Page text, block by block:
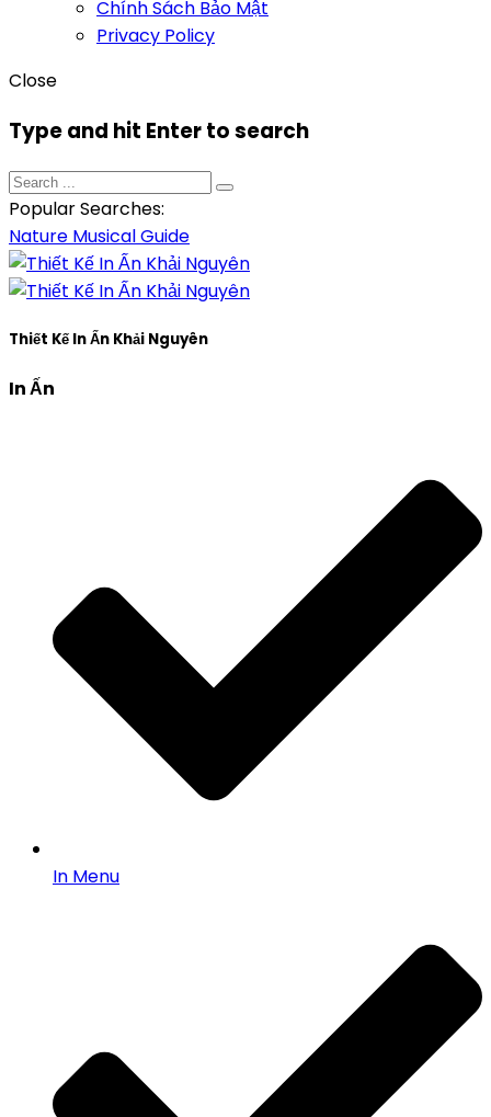
Chính Sách Bảo Mật
Privacy Policy
Close
Type and hit Enter to search
Popular Searches:
Nature MusicalGuide
Thiết Kế In Ấn Khải Nguyên
In Ấn
In Menu